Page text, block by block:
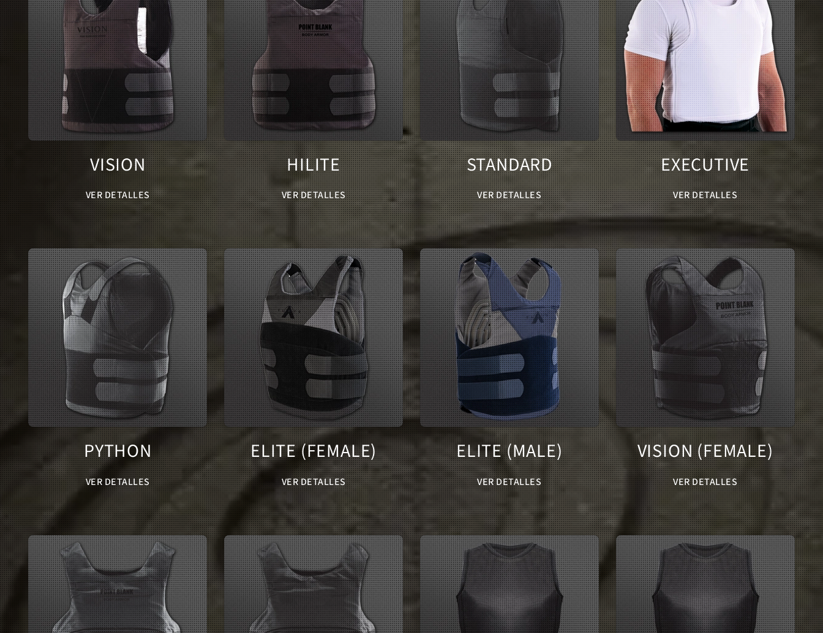
VISION
VER DETALLES
HILITE
VER DETALLES
STANDARD
VER DETALLES
EXECUTIVE
VER DETALLES
PYTHON
VER DETALLES
ELITE (FEMALE)
VER DETALLES
ELITE (MALE)
VER DETALLES
VISION (FEMALE)
VER DETALLES